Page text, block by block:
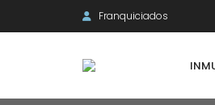
Franquiciados